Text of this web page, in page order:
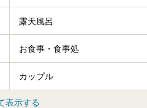
露天風呂
お食事・食事処
カップル
表示する